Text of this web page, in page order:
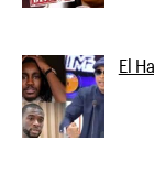
El